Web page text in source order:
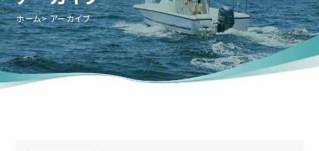
ホーム アーカイブ